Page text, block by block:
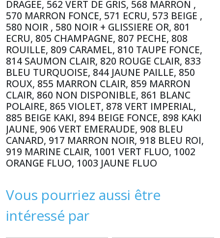
DRAGEE, 562 VERT DE GRIS, 568 MARRON ,
570 MARRON FONCE, 571 ECRU, 573 BEIGE ,
580 NOIR , 580 NOIR + GLISSIERE OR, 801
ECRU, 805 CHAMPAGNE, 807 PECHE, 808
ROUILLE, 809 CARAMEL, 810 TAUPE FONCE,
814 SAUMON CLAIR, 820 ROUGE CLAIR, 833
BLEU TURQUOISE, 844 JAUNE PAILLE, 850
ROUX, 855 MARRON CLAIR, 859 MARRON
CLAIR, 860 NON DISPONIBLE, 861 BLANC
POLAIRE, 865 VIOLET, 878 VERT IMPERIAL,
885 BEIGE KAKI, 894 BEIGE FONCE, 898 KAKI
JAUNE, 906 VERT EMERAUDE, 908 BLEU
CANARD, 917 MARRON NOIR, 918 BLEU ROI,
919 MARINE CLAIR, 1001 VERT FLUO, 1002
ORANGE FLUO, 1003 JAUNE FLUO
Vous pourriez aussi être
intéressé par